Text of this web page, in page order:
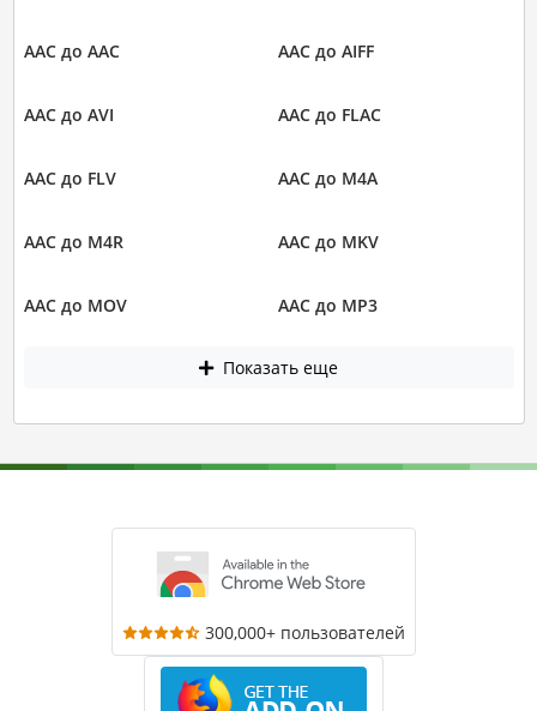
AAC до AAC AAC до AIFF
AAC до AVI AAC до FLAC
AAC до FLV AAC до M4A
AAC до M4R AAC до MKV
AAC до MOV AAC до MP3
Показать еще
300,000+ пользователей